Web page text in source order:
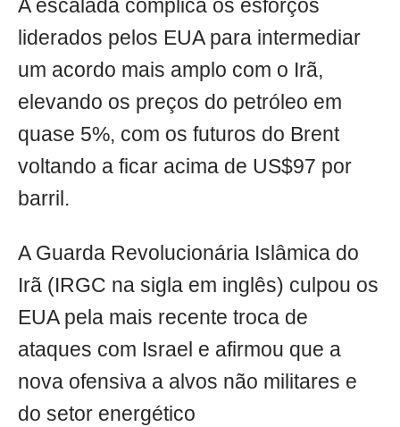
A escalada complica os esforços
liderados pelos EUA para intermediar
um acordo mais amplo com o Irã,
elevando os preços do petróleo em
quase 5%, com os futuros do Brent
voltando a ficar acima de US$97 por
barril.
A Guarda Revolucionária Islâmica do
Irã (IRGC na sigla em inglês) culpou os
EUA pela mais recente troca de
ataques com Israel e afirmou que a
nova ofensiva a alvos não militares e
do setor energético